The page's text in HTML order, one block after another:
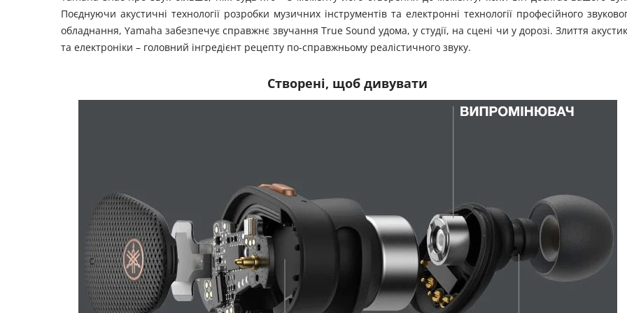
Поєднуючи акустичні технології розробки музичних інструментів та електронні технології професійного
обладнання, Yamaha забезпечує справжнє звучання True Sound удома, у студії, на сцені чи у дорозі. Злиття
та електроніки – головний інгредієнт рецепту по-справжньому реалістичного звуку.
Створені, щоб дивувати